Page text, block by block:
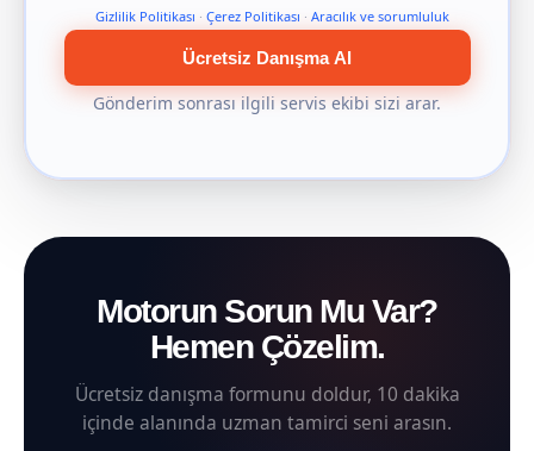
Gizlilik Politikası · Çerez Politikası · Aracılık ve sorumluluk
Ücretsiz Danışma Al
Gönderim sonrası ilgili servis ekibi sizi arar.
Motorun Sorun Mu Var?
Hemen Çözelim.
Ücretsiz danışma formunu doldur, 10 dakika
içinde alanında uzman tamirci seni arasın.